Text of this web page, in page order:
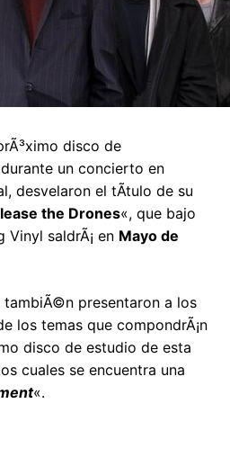
disco de
un concierto en
desvelaron el tÃ­tulo de su
the Drones«, que bajo
saldrÃ¡ en Mayo de
presentaron a los
los temas que compondrÃ¡n
disco de estudio de esta
cuales se encuentra una
«.